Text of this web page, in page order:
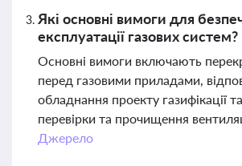
Які основні вимоги для
експлуатації газових систем?
Основні вимоги включають
перед газовими приладами,
обладнання проекту газифікації
перевірки та прочищення
Джерело